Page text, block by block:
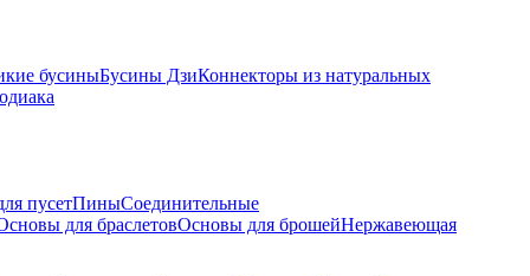
бусиныБусины ДзиКоннекторы из натуральных
пусетПиныСоединительные
для браслетовОсновы для брошейНержавеющая